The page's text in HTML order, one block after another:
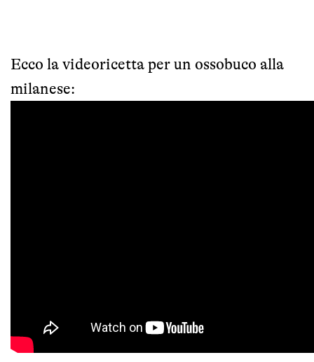
Ecco la videoricetta per un ossobuco alla
milanese: